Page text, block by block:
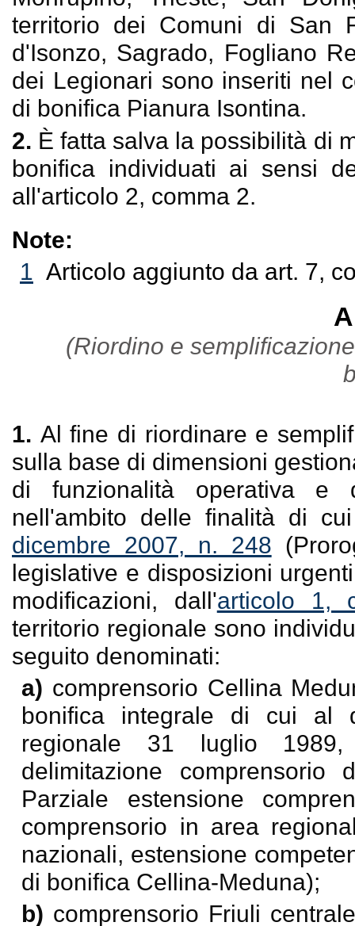
territorio dei Comuni di San
d'Isonzo, Sagrado, Fogliano
dei Legionari sono inseriti nel
di bonifica Pianura Isontina.
2. È fatta salva la possibilità di
bonifica individuati ai sensi
all'articolo 2, comma 2.
Note:
1 Articolo aggiunto da art. 7,
(Riordino e
1. Al fine di riordinare e
sulla base di dimensioni
di funzionalità operativa e
nell'ambito delle finalità di
dicembre 2007, n. 248
legislative e disposizioni
modificazioni, dall'articolo 1,
territorio regionale sono
seguito denominati:
a) comprensorio Cellina
bonifica integrale di cui al
regionale 31 luglio
delimitazione comprensorio
Parziale estensione
comprensorio in area
nazionali, estensione
di bonifica Cellina-Meduna);
b) comprensorio Friuli